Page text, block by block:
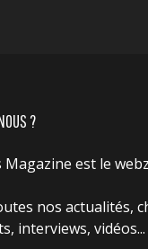
?
est le
nos actualités,
interviews, vidéos...